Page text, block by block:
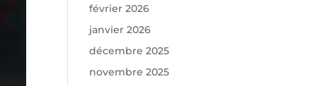
février 2026
janvier 2026
décembre 2025
novembre 2025